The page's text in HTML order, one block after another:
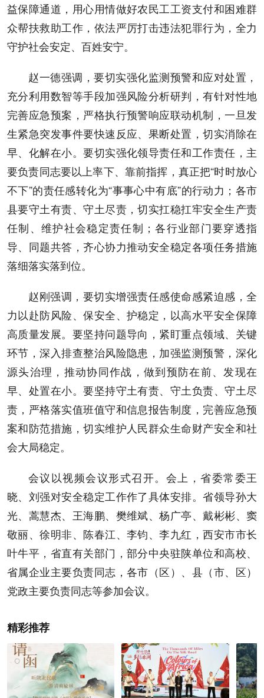
益保障通道，用心用情做好农民工工资支付和困难群
众帮扶救助工作，依法严厉打击违法犯罪行为，全力
守护社会安定、百姓安宁。
赵一德强调，要切实强化监测预警和应对处置，
充分利用数智等手段加强风险分析研判，有针对性地
完善应急预案，严格执行预警响应联动机制，一旦发
生紧急突发事件要快速反应、果断处置，切实消除在
早、化解在小。要切实强化领导责任和工作责任，主
要负责同志要以上率下、靠前指挥，真正把“时时放心
不下”的责任感转化为“事事心中有底”的行动力；各市
县要守土有责、守土尽责，切实扛稳扛牢安全生产责
任制、维护社会稳定责任制；各行业部门要穿透指
导、同题共答，齐心协力推动安全稳定各项任务措施
落细落实落到位。
赵刚强调，要切实增强责任感使命感紧迫感，全
力以赴防风险、保安全、护稳定，以高水平安全保障
高质量发展。要坚持问题导向，紧盯重点领域、关键
环节，深入排查整治风险隐患，加强监测预警，深化
源头治理，推动协同作战，做到预防在前、发现在
早、处置在小。要坚持守土有责、守土负责、守土尽
责，严格落实值班值守和信息报告制度，完善应急预
案和防范措施，切实维护人民群众生命财产安全和社
会大局稳定。
会议以视频会议形式召开。会上，省委常委王
晓、刘强对安全稳定工作作了具体安排。省领导孙大
光、蒿慧杰、王海鹏、樊维斌、杨广亭、戴彬彬、窦
敬丽、徐明非、陈春江、李钧、李九红，西安市市长
叶牛平，省直有关部门，部分中央驻陕单位和高校、
省属企业主要负责同志，各市（区）、县（市、区）
党政主要负责同志等参加会议。
精彩推荐